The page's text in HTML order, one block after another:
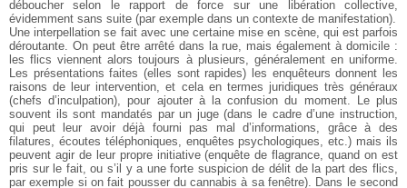
déboucher selon le rapport de force sur une libération collective,
évidemment sans suite (par exemple dans un contexte de manifestation).
Une interpellation se fait avec une certaine mise en scène, qui est parfois
déroutante. On peut être arrêté dans la rue, mais également à domicile :
les flics viennent alors toujours à plusieurs, généralement en uniforme.
Les présentations faites (elles sont rapides) les enquêteurs donnent les
raisons de leur intervention, et cela en termes juridiques très généraux
(chefs d’inculpation), pour ajouter à la confusion du moment. Le plus
souvent ils sont mandatés par un juge (dans le cadre d’une instruction,
qui peut leur avoir déjà fourni pas mal d’informations, grâce à des
filatures, écoutes téléphoniques, enquêtes psychologiques, etc.) mais ils
peuvent agir de leur propre initiative (enquête de flagrance, quand on est
pris sur le fait, ou s’il y a une forte suspicion de délit de la part des flics,
par exemple si on fait pousser du cannabis à sa fenêtre). Dans le second